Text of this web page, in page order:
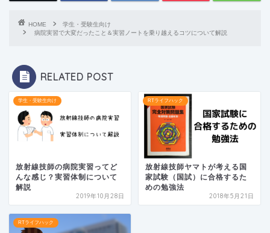
HOME
学生・受験生向け
病院実習で大変だったこと＆実習ノートを乗り越えるコツについて解説
RELATED POST
学生・受験生向け
放射線技師の病院実習ってど
んな感じ？実習体制について
解説
2019年10月28日
RTライフハック
放射線技師ヤマトが考える国
家試験（国試）に合格するた
めの勉強法
2018年5月21日
RTライフハック